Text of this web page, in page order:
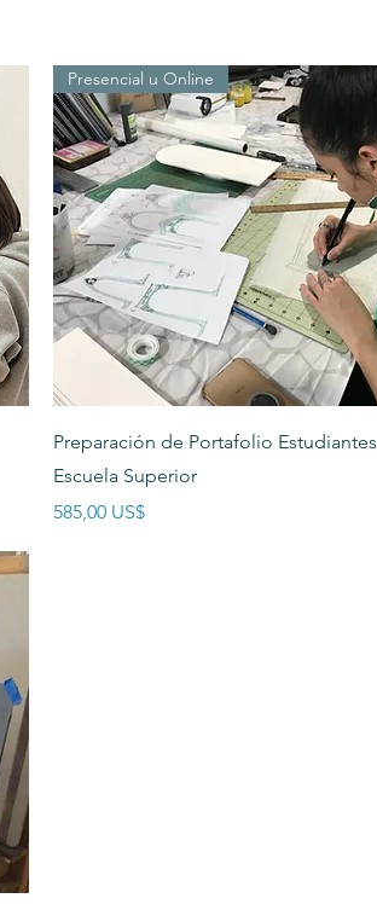
Vista rápida
Presencial u Online
Preparación de Portafolio Estudiantes
Escuela Superior
Precio
585,00 US$